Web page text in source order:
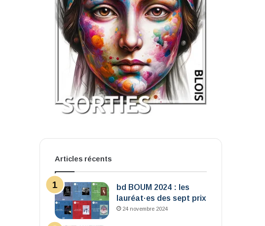
Articles récents
bd BOUM 2024 : les
lauréat·es des sept prix
24 novembre 2024